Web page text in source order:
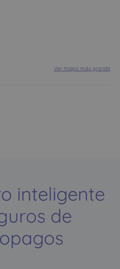
Ver mapa más grande
inteligente
de